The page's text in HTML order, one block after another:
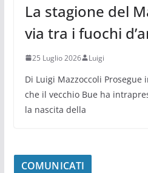
La stagione del
via tra i fuochi
25 Luglio 2026 Luigi
Di Luigi Mazzoccoli
che il vecchio Bue ha
la nascita della
COMUNICATI